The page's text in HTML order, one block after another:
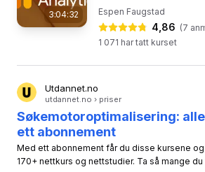
3:04:32
og hvorfor forlater de
Hvis du ikke vet...
Espen Faugstad
4,86 (7
1 071 har tatt kurset
Utdannet.no
utdannet.no › priser
Søkemotoroptimalisering:
ett abonnement
Med ett abonnement får du disse kursene
170+ nettkurs og nettstudier. Ta så mange